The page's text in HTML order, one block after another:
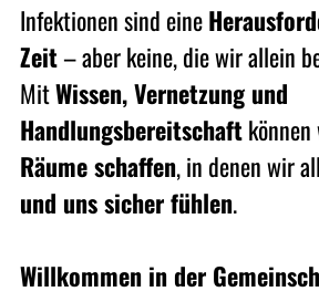
Infektionen sind eine
Zeit– aber keine, die wir allein
MitWissen, Vernetzung und
Handlungsbereitschaftkönnen
Räume schaffen, in denen wir
und uns sicher fühlen.
Willkommen in der